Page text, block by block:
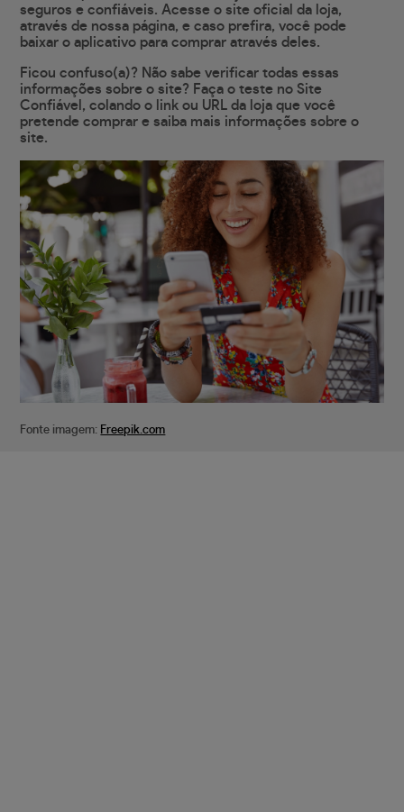
seguros e confiáveis. Acesse o site oficial da loja,
através de nossa página, e caso prefira, você pode
baixar o aplicativo para comprar através deles.
Ficou confuso(a)? Não sabe verificar todas essas
informações sobre o site? Faça o teste no Site
Confiável, colando o link ou URL da loja que você
pretende comprar e saiba mais informações sobre o
site.
Fonte imagem: Freepik.com